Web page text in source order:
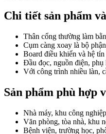
Chi tiết sản phẩm
Thân cổng thường làm
Cụm càng xoay là bộ
Board điều khiển và hệ
Đầu đọc, nguồn điện, phụ
Với công trình nhiều làn,
Sản phẩm phù hợp
Nhà máy, khu công
Văn phòng, tòa nhà, khu
Bệnh viện, trường học,